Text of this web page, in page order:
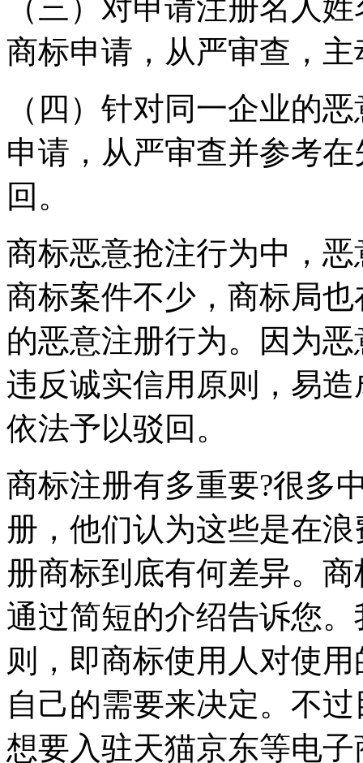
（三）对申请注册名人
商标申请，从严审查，
（四）针对同一企业的
申请，从严审查并参考
回。
商标恶意抢注行为中，
商标案件不少，商标局
的恶意注册行为。因为
违反诚实信用原则，易
依法予以驳回。
商标注册有多重要?很多
册，他们认为这些是在
册商标到底有何差异。
通过简短的介绍告诉您
则，即商标使用人对使
自己的需要来决定。不
想要入驻天猫京东等电